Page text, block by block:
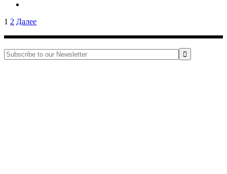
Пагинация
записей
1 2 Далее